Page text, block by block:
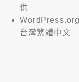
供
WordPress.org
台灣繁體中文